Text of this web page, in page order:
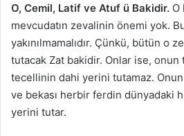
O, Cemil, Latif ve Atuf ü Bakidir. O
mevcudatın zevalinin önemi yok.
yakınılmamalıdır. Çünkü, bütün o
tutacak Zat bakidir. Onlar ise, onun
tecellinin dahi yerini tutamaz. Onun
ve bekası herbir ferdin dünyadaki
yerini tutar.